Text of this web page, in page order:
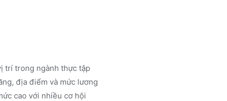
trí trong ngành thực tập
địa điểm và mức lương
cao với nhiều cơ hội